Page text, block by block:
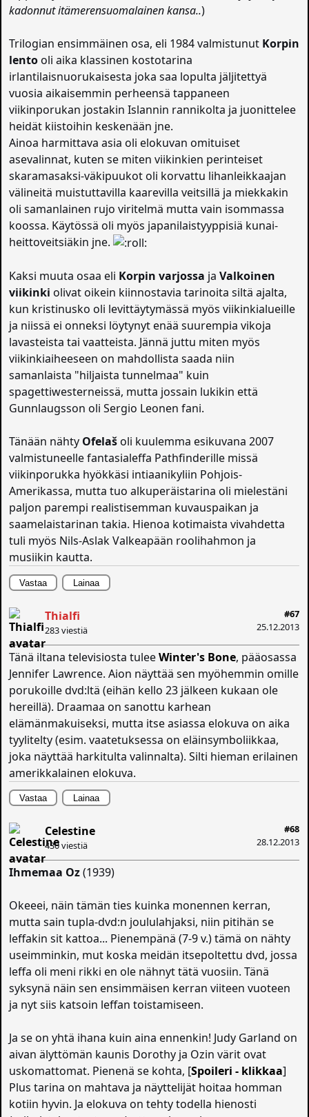
kadonnut itämerensuomalainen kansa..)
Trilogian ensimmäinen osa, eli 1984 valmistunut Korpin
lentooli aika klassinen kostotarina
irlantilaisnuorukaisesta joka saa lopulta jäljitettyä
vuosia aikaisemmin perheensä tappaneen
viikinporukan jostakin Islannin rannikolta ja juonittelee
heidät kiistoihin keskenään jne.
Ainoa harmittava asia oli elokuvan omituiset
asevalinnat, kuten se miten viikinkien perinteiset
skaramasaksi-väkipuukot oli korvattu lihanleikkaajan
välineitä muistuttavilla kaarevilla veitsillä ja miekkakin
oli samanlainen rujo viritelmä mutta vain isommassa
koossa. Käytössä oli myös japanilaistyyppisiä kunai-
heittoveitsiäkin jne.
Kaksi muuta osaa eli Korpin varjossa jaValkoinen
viikinki olivat oikein kiinnostavia tarinoita siltä ajalta,
kun kristinusko oli levittäytymässä myös viikinkialueille
ja niissä ei onneksi löytynyt enää suurempia vikoja
lavasteista tai vaatteista. Jännä juttu miten myös
viikinkiaiheeseen on mahdollista saada niin
samanlaista "hiljaista tunnelmaa" kuin
spagettiwesterneissä, mutta jossain lukikin että
Gunnlaugsson oli Sergio Leonen fani.
Tänään nähty Ofelašoli kuulemma esikuvana 2007
valmistuneelle fantasialeffa Pathfinderille missä
viikinporukka hyökkäsi intiaanikyliin Pohjois-
Amerikassa, mutta tuo alkuperäistarina oli mielestäni
paljon parempi realistisemman kuvauspaikan ja
saamelaistarinan takia. Hienoa kotimaista vivahdetta
tuli myös Nils-Aslak Valkeapään roolihahmon ja
musiikin kautta.
Vastaa Lainaa
#67
25.12.2013
Thialfi
283 viestiä
Tänä iltana televisiosta tuleeWinter's Bone, pääosassa
Jennifer Lawrence. Aion näyttää sen myöhemmin omille
porukoille dvd:ltä (eihän kello 23 jälkeen kukaan ole
hereillä). Draamaa on sanottu karhean
elämänmakuiseksi, mutta itse asiassa elokuva on aika
tyylitelty (esim. vaatetuksessa on eläinsymboliikkaa,
joka näyttää harkitulta valinnalta). Silti hieman erilainen
amerikkalainen elokuva.
Vastaa Lainaa
#68
28.12.2013
Celestine
430 viestiä
Ihmemaa Oz(1939)
Okeeei, näin tämän ties kuinka monennen kerran,
mutta sain tupla-dvd:n joululahjaksi, niin pitihän se
leffakin sit kattoa... Pienempänä (7-9 v.) tämä on nähty
useimminkin, mut koska meidän itsepoltettu dvd, jossa
leffa oli meni rikki en ole nähnyt tätä vuosiin. Tänä
syksynä näin sen ensimmäisen kerran viiteen vuoteen
ja nyt siis katsoin leffan toistamiseen.
Ja se on yhtä ihana kuin aina ennenkin! Judy Garland on
aivan älyttömän kaunis Dorothy ja Ozin värit ovat
uskomattomat. Pienenä se kohta, [Spoileri - klikkaa]
Plus tarina on mahtava ja näyttelijät hoitaa homman
kotiin hyvin. Ja elokuva on tehty todella hienosti